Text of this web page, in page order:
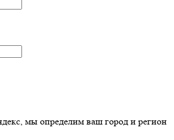
мы определим ваш город и регион